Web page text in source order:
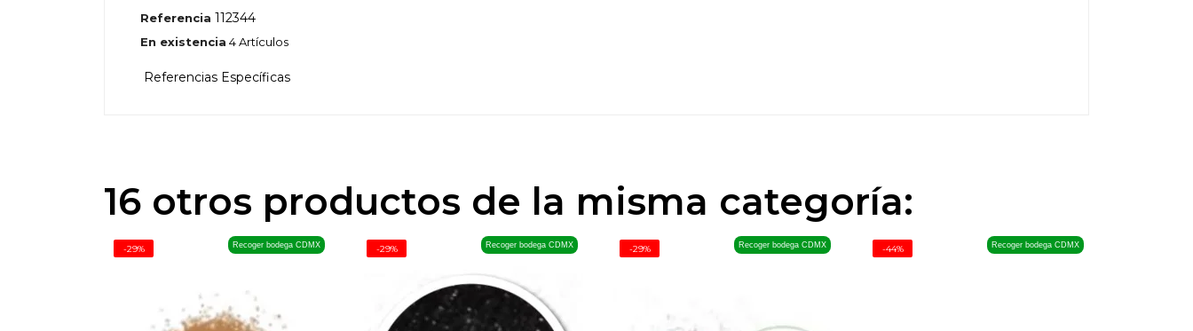
Referencia 112344
En existencia 4 Artículos
Referencias Específicas
16 otros productos de la misma categoría:
Recoger bodega CDMX
-29% Recoger bodega CDMX
-29% Recoger bodega CDMX
-29% Recoger bodega CDMX
-44%